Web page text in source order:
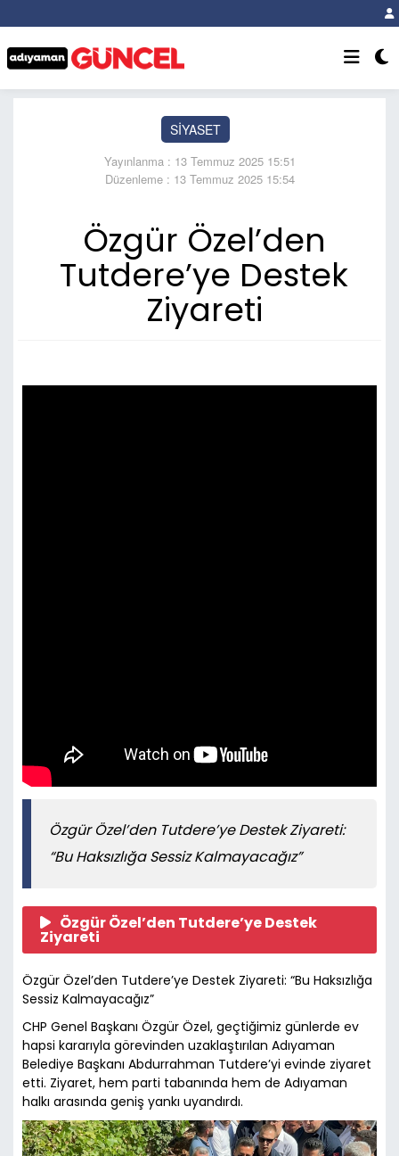
SİYASET
Yayınlanma : 13 Temmuz 2025 15:51
Düzenleme : 13 Temmuz 2025 15:54
Özgür Özel’den
Tutdere’ye Destek
Ziyareti
Özgür Özel’den Tutdere’ye Destek Ziyareti:
“Bu Haksızlığa Sessiz Kalmayacağız”
Özgür Özel’den Tutdere’ye Destek
Ziyareti
Özgür Özel’den Tutdere’ye Destek Ziyareti: “Bu Haksızlığa
Sessiz Kalmayacağız”
CHP Genel Başkanı Özgür Özel, geçtiğimiz günlerde ev
hapsi kararıyla görevinden uzaklaştırılan Adıyaman
Belediye Başkanı Abdurrahman Tutdere’yi evinde ziyaret
etti. Ziyaret, hem parti tabanında hem de Adıyaman
halkı arasında geniş yankı uyandırdı.